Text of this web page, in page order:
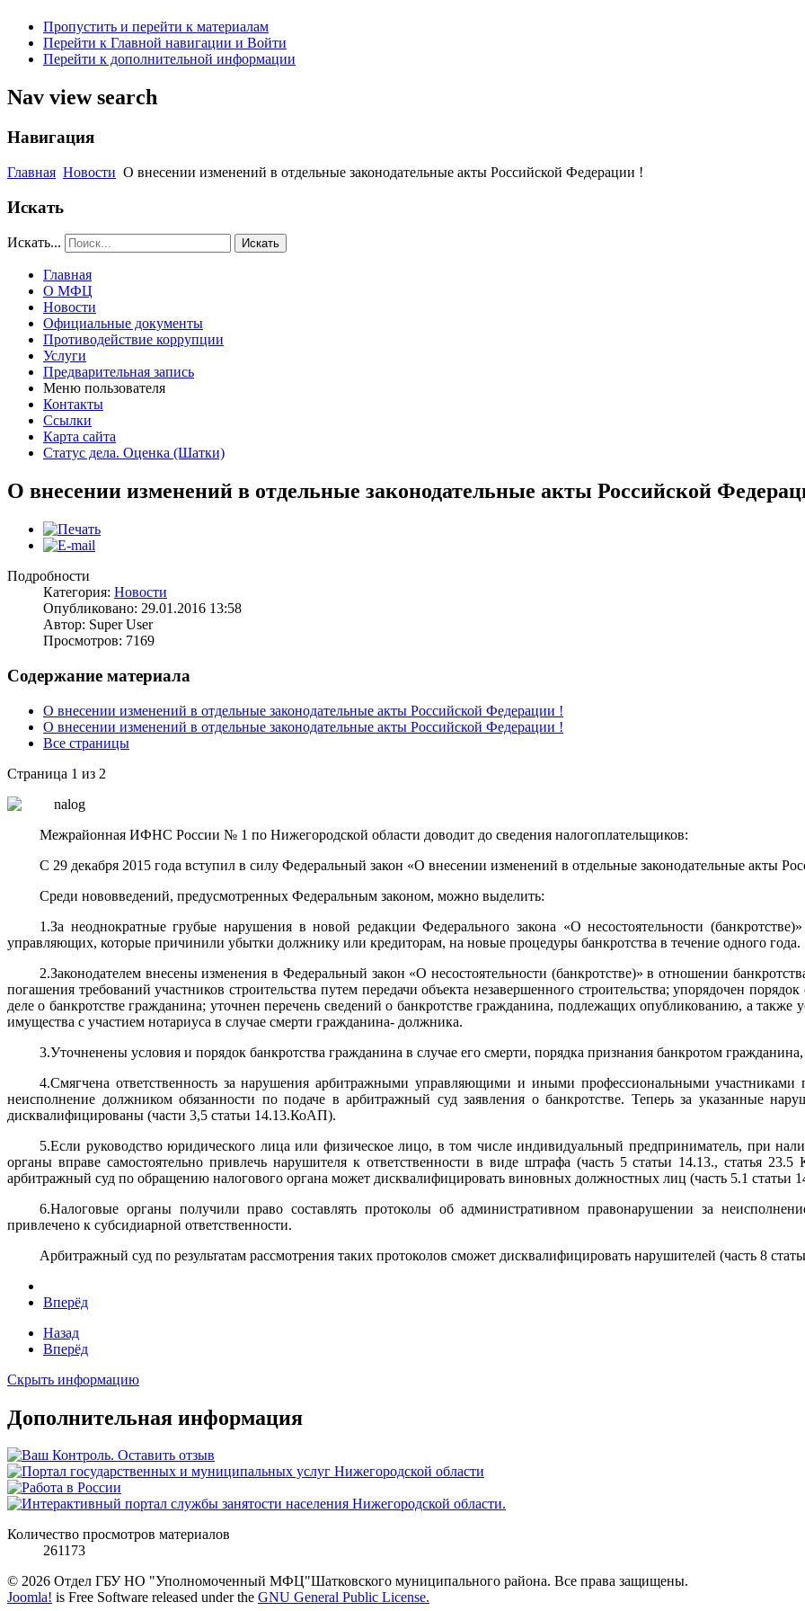
Пропустить и перейти к материалам
Перейти к Главной навигации и Войти
Перейти к дополнительной информации
Nav view search
Навигация
Главная Новости О внесении изменений в отдельные законодательные акты Российской Федерации !
Искать
Искать... Искать
Главная
О МФЦ
Новости
Официальные документы
Противодействие коррупции
Услуги
Предварительная запись
Меню пользователя
Контакты
Ссылки
Карта сайта
Статус дела. Оценка (Шатки)
О внесении изменений в отдельные законодательные акты Российской
Подробности
Категория: Новости
Опубликовано: 29.01.2016 13:58
Автор: Super User
Просмотров: 7169
Содержание материала
О внесении изменений в отдельные законодательные акты Российской Федерации !
О внесении изменений в отдельные законодательные акты Российской Федерации !
Все страницы
Страница 1 из 2
Межрайонная ИФНС России № 1 по Нижегородской области доводит до сведения налогоплательщиков:
С 29 декабря 2015 года вступил в силу Федеральный закон «О внесении изменений в отдельные законодательные акты
Среди нововведений, предусмотренных Федеральным законом, можно выделить:
1.За неоднократные грубые нарушения в новой редакции Федерального закона «О несостоятельности
управляющих, которые причинили убытки должнику или кредиторам, на новые процедуры банкротства в течение одного года.
2.Законодателем внесены изменения в Федеральный закон «О несостоятельности (банкротстве)» в отношении
погашения требований участников строительства путем передачи объекта незавершенного строительства; упорядочен
деле о банкротстве гражданина; уточнен перечень сведений о банкротстве гражданина, подлежащих опубликованию, а также
имущества с участием нотариуса в случае смерти гражданина- должника.
3.Уточненены условия и порядок банкротства гражданина в случае его смерти, порядка признания банкротом
4.Смягчена ответственность за нарушения арбитражными управляющими и иными профессиональными участниками
неисполнение должником обязанности по подаче в арбитражный суд заявления о банкротстве. Теперь за указанные
дисквалифицированы (части 3,5 статьи 14.13.КоАП).
5.Если руководство юридического лица или физическое лицо, в том числе индивидуальный предприниматель, при
органы вправе самостоятельно привлечь нарушителя к ответственности в виде штрафа (часть 5 статьи 14.13., статья
арбитражный суд по обращению налогового органа может дисквалифицировать виновных должностных лиц (часть 5.1 статьи
6.Налоговые органы получили право составлять протоколы об административном правонарушении за
привлечено к субсидиарной ответственности.
Арбитражный суд по результатам рассмотрения таких протоколов сможет дисквалифицировать нарушителей (часть 8
Вперёд
Назад
Вперёд
Скрыть информацию
Дополнительная информация
Количество просмотров материалов
261173
© 2026 Отдел ГБУ НО "Уполномоченный МФЦ"Шатковского муниципального района. Все права защищены.
Joomla! is Free Software released under the GNU General Public License.